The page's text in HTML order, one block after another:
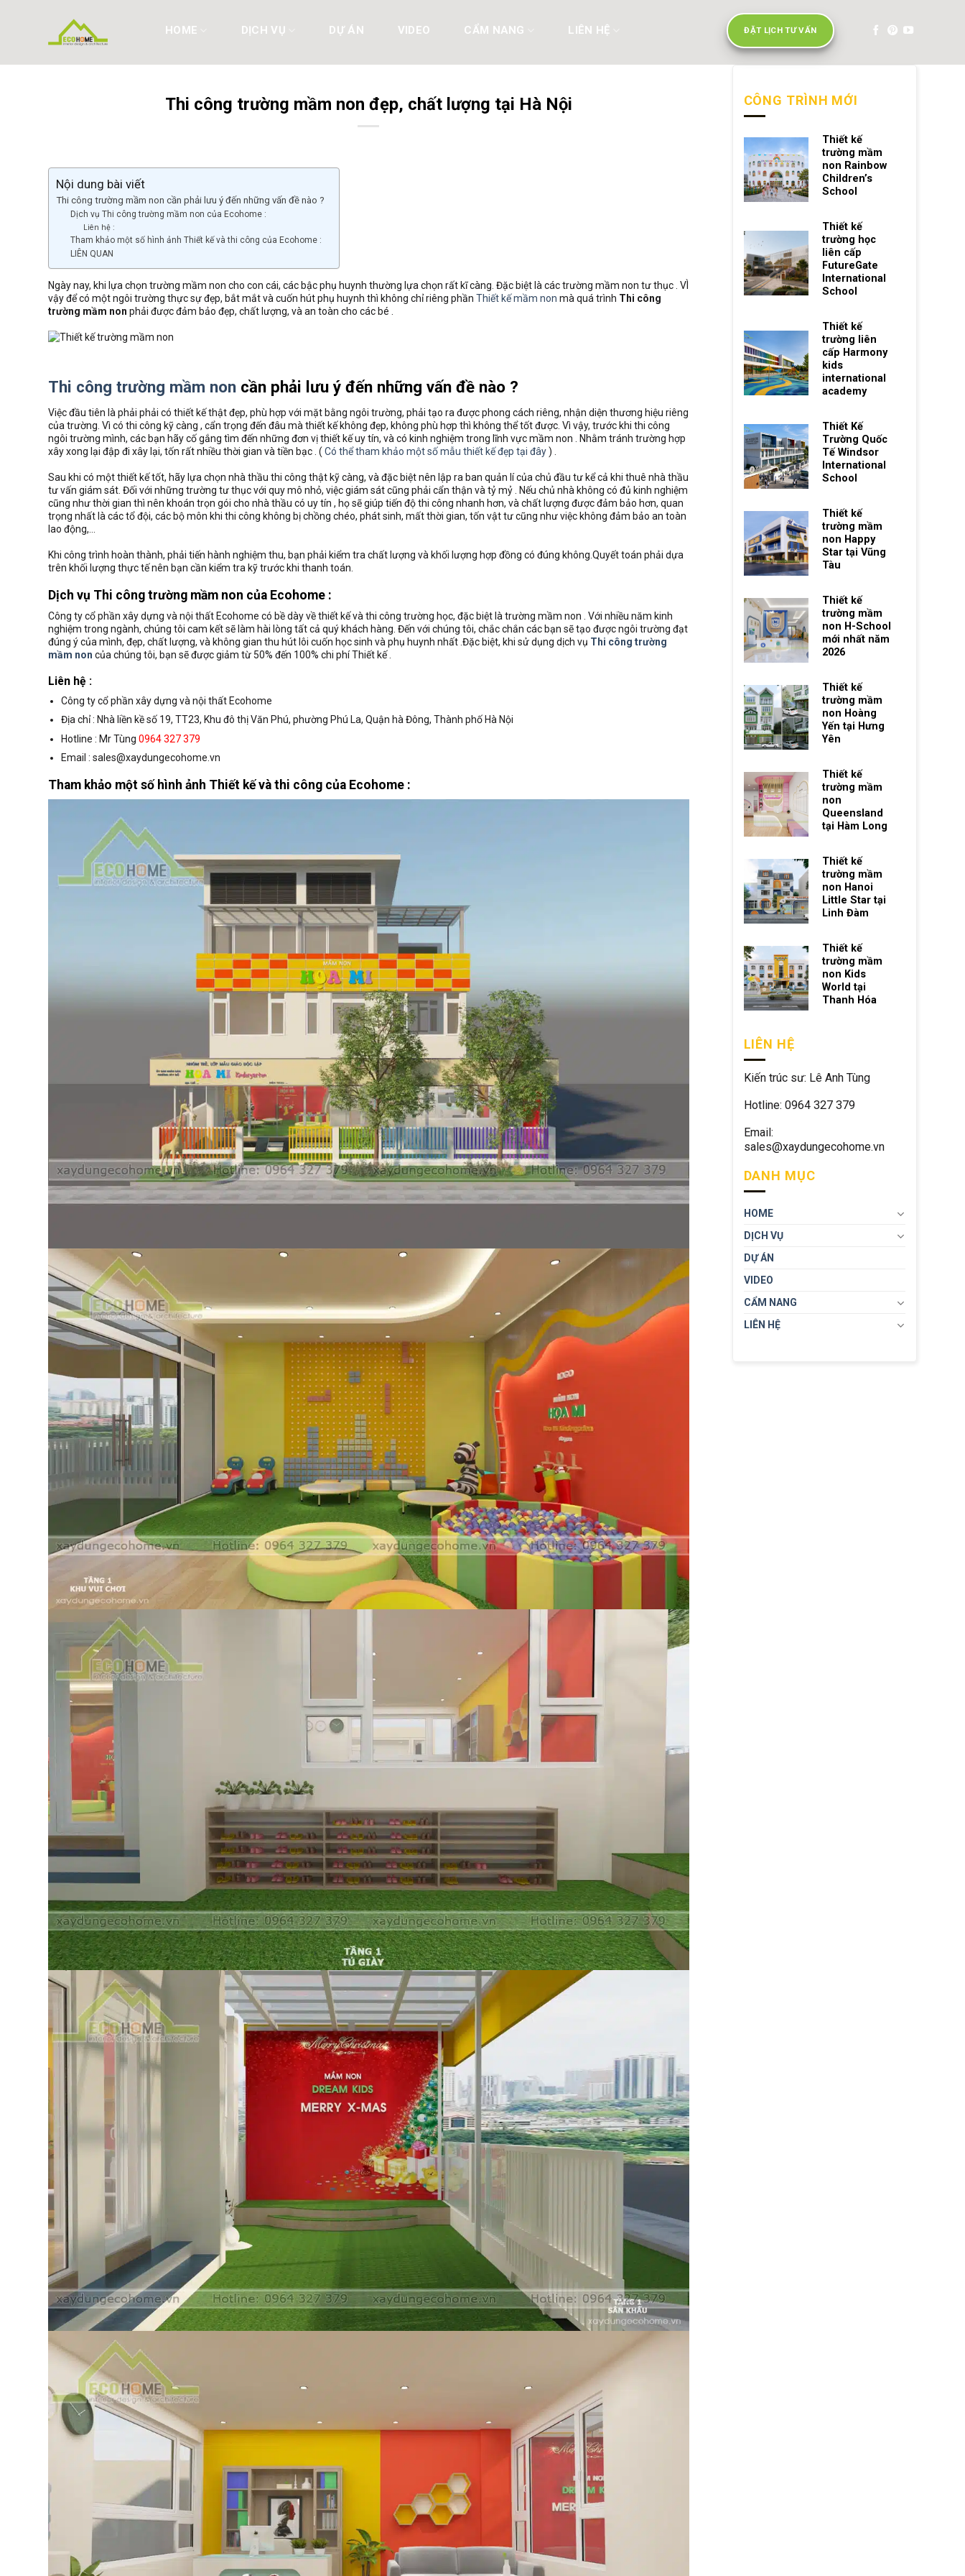
HOME DỊCH VỤ DỰ ÁN VIDEO CẨM NANG LIÊN HỆ ĐẶT LỊCH TƯ VẤN
Thi công trường mầm non đẹp, chất lượng tại Hà Nội
Nội dung bài viết
Thi công trường mầm non cần phải lưu ý đến những vấn đề nào ?
Dịch vụ Thi công trường mầm non của Ecohome :
Liên hệ :
Tham khảo một số hình ảnh Thiết kế và thi công của Ecohome :
LIÊN QUAN
Ngày nay, khi lựa chọn trường mầm non cho con cái, các bậc phụ huynh thường lựa chọn rất kĩ càng. Đặc biệt là các trường mầm non tư thục . VÌ
vậy để có một ngôi trường thực sự đẹp, bắt mắt và cuốn hút phụ huynh thì không chỉ riêng phần Thiết kế mầm non mà quá trình Thi công
trường mầm non phải được đảm bảo đẹp, chất lượng, và an toàn cho các bé .
Thi công trường mầm non cần phải lưu ý đến những vấn đề nào ?
Việc đầu tiên là phải phải có thiết kế thật đẹp, phù hợp với mặt bằng ngôi trường, phải tạo ra được phong cách riêng, nhận diện thương hiệu riêng
của trường. Vì có thi công kỹ càng , cẩn trọng đến đâu mà thiết kế không đẹp, không phù hợp thì không thể tốt được. Vì vậy, trước khi thi công
ngôi trường mình, các bạn hãy cố gắng tìm đến những đơn vị thiết kế uy tín, và có kinh nghiệm trong lĩnh vực mầm non . Nhằm tránh trường hợp
xây xong lại đập đi xây lại, tốn rất nhiều thời gian và tiền bạc . (Có thể tham khảo một số mẫu thiết kế đẹp tại đây) .
Sau khi có một thiết kế tốt, hãy lựa chọn nhà thầu thi công thật kỹ càng, và đặc biệt nên lập ra ban quản lí của chủ đầu tư kể cả khi thuê nhà thầu
tư vấn giám sát. Đối với những trường tư thục với quy mô nhỏ, việc giám sát cũng phải cẩn thận và tỷ mỷ . Nếu chủ nhà không có đủ kinh nghiệm
cũng như thời gian thì nên khoán trọn gói cho nhà thầu có uy tín , họ sẽ giúp tiến độ thi công nhanh hơn, và chất lượng được đảm bảo hơn, quan
trọng nhất là các tổ đội, các bộ môn khi thi công không bị chồng chéo, phát sinh, mất thời gian, tốn vật tư cũng như việc không đảm bảo an toàn
lao động,…
Khi công trình hoàn thành, phải tiến hành nghiệm thu, bạn phải kiểm tra chất lượng và khối lượng hợp đồng có đúng không.Quyết toán phải dựa
trên khối lượng thực tế nên bạn cần kiểm tra kỹ trước khi thanh toán.
Dịch vụ Thi công trường mầm non của Ecohome :
Công ty cổ phần xây dựng và nội thất Ecohome có bề dày về thiết kế và thi công trường học, đặc biệt là trường mầm non . Với nhiều năm kinh
nghiệm trong ngành, chúng tôi cam kết sẽ làm hài lòng tất cả quý khách hàng. Đến với chúng tôi, chắc chắn các bạn sẽ tạo được ngôi trường đạt
đúng ý của mình, đẹp, chất lượng, và không gian thu hút lôi cuốn học sinh và phụ huynh nhất .Đặc biệt, khi sử dụng dịch vụ Thi công trường
mầm non của chúng tôi, bạn sẽ được giảm từ 50% đến 100% chi phí Thiết kế .
Liên hệ :
Công ty cổ phần xây dựng và nội thất Ecohome
Địa chỉ : Nhà liền kề số 19, TT23, Khu đô thị Văn Phú, phường Phú La, Quận hà Đông, Thành phố Hà Nội
Hotline : Mr Tùng0964 327 379
Email : sales@xaydungecohome.vn
Tham khảo một số hình ảnh Thiết kế và thi công của Ecohome :
CÔNG TRÌNH MỚI
Thiết kế
trường mầm
non Rainbow
Children’s
School
Thiết kế
trường học
liên cấp
FutureGate
International
School
Thiết kế
trường liên
cấp Harmony
kids
international
academy
Thiết Kế
Trường Quốc
Tế Windsor
International
School
Thiết kế
trường mầm
non Happy
Star tại Vũng
Tàu
Thiết kế
trường mầm
non H-School
mới nhất năm
2026
Thiết kế
trường mầm
non Hoàng
Yến tại Hưng
Yên
Thiết kế
trường mầm
non
Queensland
tại Hàm Long
Thiết kế
trường mầm
non Hanoi
Little Star tại
Linh Đàm
Thiết kế
trường mầm
non Kids
World tại
Thanh Hóa
LIÊN HỆ
Kiến trúc sư: Lê Anh Tùng
Hotline: 0964 327 379
Email:
sales@xaydungecohome.vn
DANH MỤC
HOME
DỊCH VỤ
DỰ ÁN
VIDEO
CẨM NANG
LIÊN HỆ